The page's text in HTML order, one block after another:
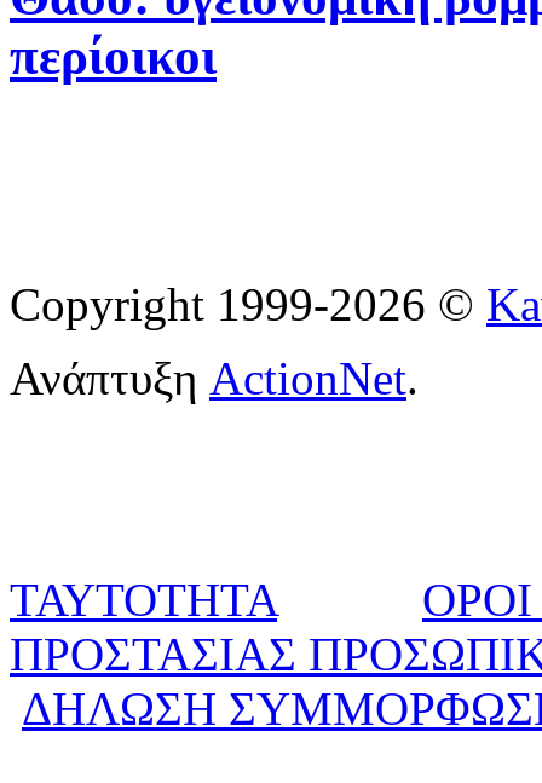
περίοικοι
Copyright 1999-2026 ©
Ανάπτυξη ActionNet.
ΤΑΥΤΟΤΗΤΑ
ΠΡΟΣΤΑΣΙΑΣ
ΔΗΛΩΣΗ